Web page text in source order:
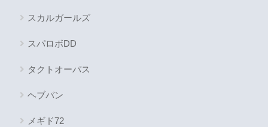
スカルガールズ
スパロボDD
タクトオーパス
ヘブバン
メギド72